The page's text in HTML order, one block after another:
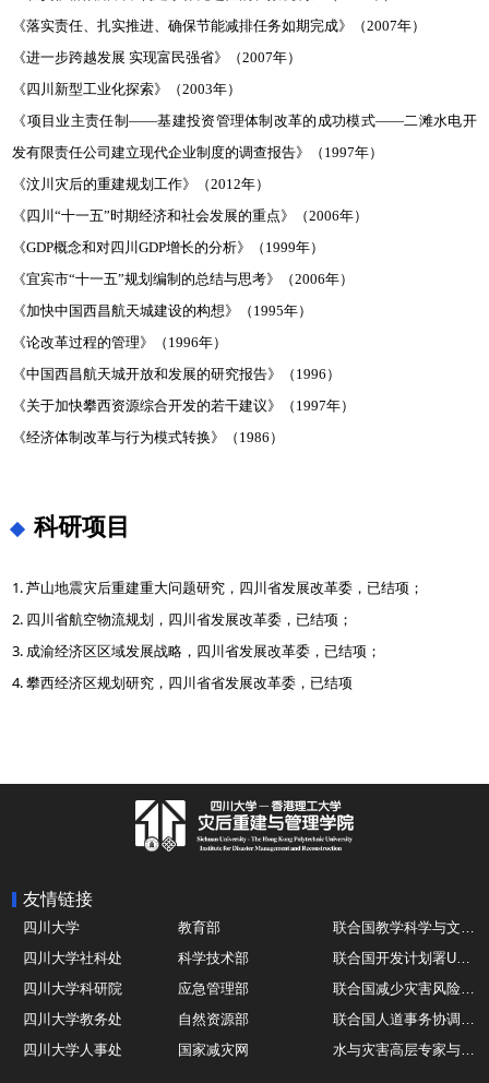
《落实责任、扎实推进、确保节能减排任务如期完成》（2007年）
《进一步跨越发展 实现富民强省》（2007年）
《四川新型工业化探索》（2003年）
《项目业主责任制——基建投资管理体制改革的成功模式——二滩水电开
发有限责任公司建立现代企业制度的调查报告》（1997年）
《汶川灾后的重建规划工作》（2012年）
《四川“十一五”时期经济和社会发展的重点》（2006年）
《GDP概念和对四川GDP增长的分析》（1999年）
《宜宾市“十一五”规划编制的总结与思考》（2006年）
《加快中国西昌航天城建设的构想》（1995年）
《论改革过程的管理》（1996年）
《中国西昌航天城开放和发展的研究报告》（1996）
《关于加快攀西资源综合开发的若干建议》（1997年）
《经济体制改革与行为模式转换》（1986）
科研项目
1. 芦山地震灾后重建重大问题研究，四川省发展改革委，已结项；
2. 四川省航空物流规划，四川省发展改革委，已结项；
3. 成渝经济区区域发展战略，四川省发展改革委，已结项；
4. 攀西经济区规划研究，四川省省发展改革委，已结项
友情链接
四川大学 教育部
联合国教学科学与文化组织UNESCO
四川大学社科处
科学技术部
联合国开发计划署UNDP
四川大学科研院
应急管理部
联合国减少灾害风险办公室UNDRR
四川大学教务处
自然资源部
联合国人道事务协调厅OCHA
四川大学人事处
国家减灾网
水与灾害高层专家与领导组 HELP